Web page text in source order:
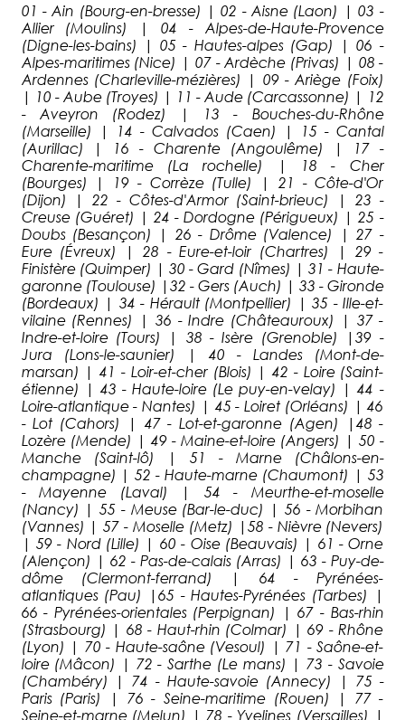
01 - Ain (Bourg-en-bresse) | 02 - Aisne (Laon) | 03 -
Allier (Moulins) | 04 - Alpes-de-Haute-Provence
(Digne-les-bains) | 05 - Hautes-alpes (Gap) | 06 -
Alpes-maritimes (Nice) | 07 - Ardèche (Privas) | 08 -
Ardennes (Charleville-mézières) | 09 - Ariège (Foix)
| 10 - Aube (Troyes) | 11 - Aude (Carcassonne) | 12
- Aveyron (Rodez) | 13 - Bouches-du-Rhône
(Marseille) | 14 - Calvados (Caen) | 15 - Cantal
(Aurillac) | 16 - Charente (Angoulême) | 17 -
Charente-maritime (La rochelle) | 18 - Cher
(Bourges) | 19 - Corrèze (Tulle) | 21 - Côte-d'Or
(Dijon) | 22 - Côtes-d'Armor (Saint-brieuc) | 23 -
Creuse (Guéret) | 24 - Dordogne (Périgueux) | 25 -
Doubs (Besançon) | 26 - Drôme (Valence) | 27 -
Eure (Évreux) | 28 - Eure-et-loir (Chartres) | 29 -
Finistère (Quimper) | 30 - Gard (Nîmes) | 31 - Haute-
garonne (Toulouse) |32 - Gers (Auch) | 33 - Gironde
(Bordeaux) | 34 - Hérault (Montpellier) | 35 - Ille-et-
vilaine (Rennes) | 36 - Indre (Châteauroux) | 37 -
Indre-et-loire (Tours) | 38 - Isère (Grenoble) |39 -
Jura (Lons-le-saunier) | 40 - Landes (Mont-de-
marsan) | 41 - Loir-et-cher (Blois) | 42 - Loire (Saint-
étienne) | 43 - Haute-loire (Le puy-en-velay) | 44 -
Loire-atlantique - Nantes) | 45 - Loiret (Orléans) | 46
- Lot (Cahors) | 47 - Lot-et-garonne (Agen) |48 -
Lozère (Mende) | 49 - Maine-et-loire (Angers) | 50 -
Manche (Saint-lô) | 51 - Marne (Châlons-en-
champagne) | 52 - Haute-marne (Chaumont) | 53
- Mayenne (Laval) | 54 - Meurthe-et-moselle
(Nancy) | 55 - Meuse (Bar-le-duc) | 56 - Morbihan
(Vannes) | 57 - Moselle (Metz) |58 - Nièvre (Nevers)
| 59 - Nord (Lille) | 60 - Oise (Beauvais) | 61 - Orne
(Alençon) | 62 - Pas-de-calais (Arras) | 63 - Puy-de-
dôme (Clermont-ferrand) | 64 - Pyrénées-
atlantiques (Pau) |65 - Hautes-Pyrénées (Tarbes) |
66 - Pyrénées-orientales (Perpignan) | 67 - Bas-rhin
(Strasbourg) | 68 - Haut-rhin (Colmar) | 69 - Rhône
(Lyon) | 70 - Haute-saône (Vesoul) | 71 - Saône-et-
loire (Mâcon) | 72 - Sarthe (Le mans) | 73 - Savoie
(Chambéry) | 74 - Haute-savoie (Annecy) | 75 -
Paris (Paris) | 76 - Seine-maritime (Rouen) | 77 -
Seine-et-marne (Melun) | 78 - Yvelines (Versailles) |